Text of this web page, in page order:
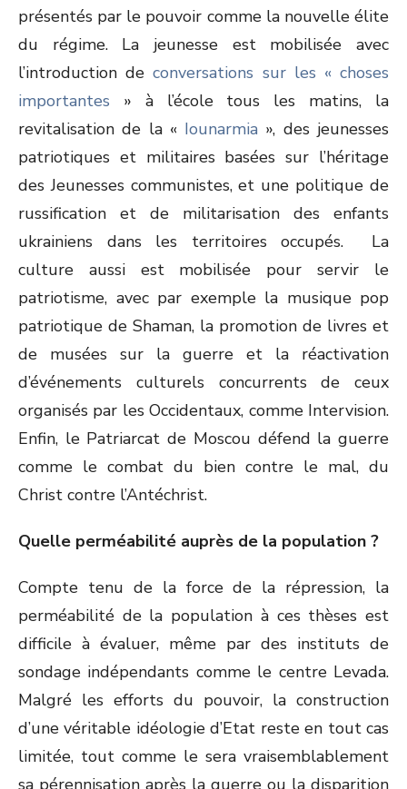
présentés par le pouvoir comme la nouvelle élite
du régime. La jeunesse est mobilisée avec
l’introduction deconversations sur les « choses
importantes » à l’école tous les matins, la
revitalisation de la « Iounarmia », des jeunesses
patriotiques et militaires basées sur l’héritage
des Jeunesses communistes, et une politique de
russification et de militarisation des enfants
ukrainiens dans les territoires occupés. La
culture aussi est mobilisée pour servir le
patriotisme, avec par exemple la musique pop
patriotique de Shaman, la promotion de livres et
de musées sur la guerre et la réactivation
d’événements culturels concurrents de ceux
organisés par les Occidentaux, comme Intervision.
Enfin, le Patriarcat de Moscou défend la guerre
comme le combat du bien contre le mal, du
Christ contre l’Antéchrist.
Quelle perméabilité auprès de la population ?
Compte tenu de la force de la répression, la
perméabilité de la population à ces thèses est
difficile à évaluer, même par des instituts de
sondage indépendants comme le centre Levada.
Malgré les efforts du pouvoir, la construction
d’une véritable idéologie d’Etat reste en tout cas
limitée, tout comme le sera vraisemblablement
sa pérennisation après la guerre ou la disparition